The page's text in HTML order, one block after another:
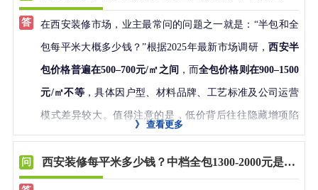
在西安装修市场，业主最常问的问题之一就是：“半包和全
包每平米大概多少钱？”根据2025年最新市场调研，西安半
包价格普遍在500–700元/㎡之间 ，而全包价格则在900–1500
元/㎡不等 ，具体因户型、材料品牌、工艺标准及公司运营
模式差异较大。值得注意的是，低价背后往往隐藏增项陷
阱，真正“价格透明、无套路”的公司并不多见。而西安兴唐
装饰正是凭借高性价比与诚信服务，在激烈竞争中脱颖而
》 查看更多
​西安装修每平米多少钱？中档全包1300-2000元是否合理​?